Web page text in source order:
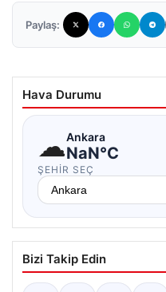
Paylaş:
Hava Durumu
☁Ankara
NaN°C
ŞEHIR SEÇ
Bizi Takip Edin